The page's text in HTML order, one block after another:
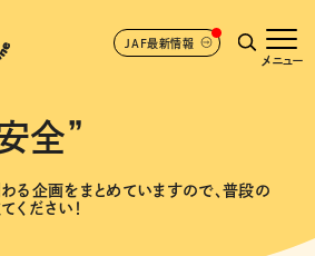
JAF最新情報
メニュー
全”
る企画をまとめていますので、普段の
ください！